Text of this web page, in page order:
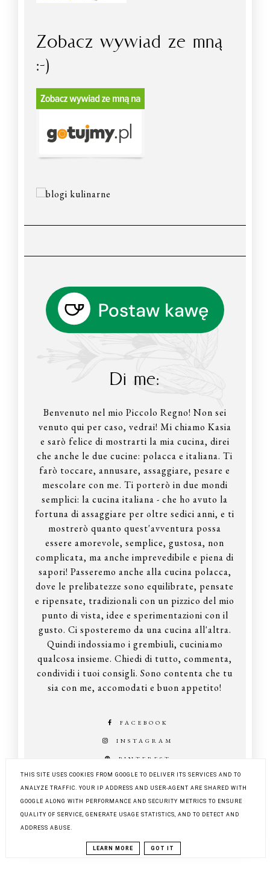
Zobacz wywiad ze mną
:-)
Di me:
Benvenuto nel mio Piccolo Regno! Non sei
venuto qui per caso, vedrai! Mi chiamo Kasia
e sarò felice di mostrarti la mia cucina, direi
che anche le due cucine: polacca e italiana. Ti
farò toccare, annusare, assaggiare, pesare e
mescolare con me. Ti porterò in due mondi
semplici: la cucina italiana - che ho avuto la
fortuna di assaggiare per oltre sedici anni, e ti
mostrerò quanto quest'avventura possa
essere amorevole, semplice, gustosa, non
complicata, ma anche imprevedibile e piena di
sapori! Passeremo anche alla cucina polacca,
dove le prelibatezze sono equilibrate, pensate
e ripensate, tradizionali con un pizzico del mio
punto di vista, idee e sperimentazioni con il
gusto. Ci sposteremo da una cucina all'altra.
Quindi indossiamo i grembiuli, cuciniamo
qualcosa insieme. Chiedi di tutto, commenta,
condividi i tuoi consigli. Sono contenta che tu
sia con me, accomodati e buon appetito!
FACEBOOK
INSTAGRAM
PINTEREST
BLOG DESIGN:KAROGRAFIA.PL
THIS SITE USES COOKIES FROM GOOGLE TO DELIVER ITS SERVICES AND TO
ANALYZE TRAFFIC. YOUR IP ADDRESS AND USER-AGENT ARE SHARED WITH
GOOGLE ALONG WITH PERFORMANCE AND SECURITY METRICS TO ENSURE
QUALITY OF SERVICE, GENERATE USAGE STATISTICS, AND TO DETECT AND
ADDRESS ABUSE.
LEARN MORE GOT IT